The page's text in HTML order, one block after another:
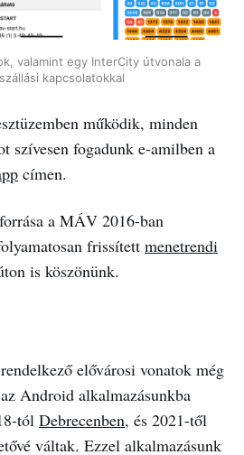
valamint egy InterCity útvonala a
kapcsolatokkal
működik, minden
szívesen fogadunk e-amilben a
címen.
a MÁV 2016-ban
frissített menetrendi
is köszönünk.
elővárosi vonatok még
Android alkalmazásunkba
tól Debrecenben, és 2021-től
váltak. Ezzel alkalmazásunk